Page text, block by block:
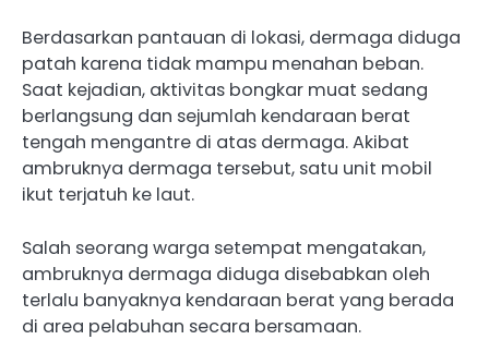
Berdasarkan pantauan di lokasi, dermaga diduga
patah karena tidak mampu menahan beban.
Saat kejadian, aktivitas bongkar muat sedang
berlangsung dan sejumlah kendaraan berat
tengah mengantre di atas dermaga. Akibat
ambruknya dermaga tersebut, satu unit mobil
ikut terjatuh ke laut.
Salah seorang warga setempat mengatakan,
ambruknya dermaga diduga disebabkan oleh
terlalu banyaknya kendaraan berat yang berada
di area pelabuhan secara bersamaan.